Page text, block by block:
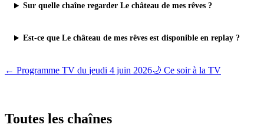
Sur quelle chaîne regarder Le château de mes rêves ?
Est-ce que Le château de mes rêves est disponible en replay ?
← Programme TV du jeudi 4 juin 2026🌙 Ce soir à la TV
Toutes les chaînes